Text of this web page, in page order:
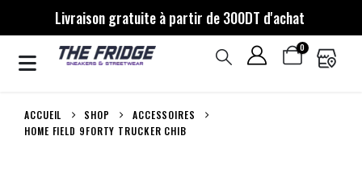
Livraison gratuite à partir de 300DT d'achat
0
ACCUEIL SHOP
ACCESSOIRES
HOME FIELD 9FORTY TRUCKER CHIB